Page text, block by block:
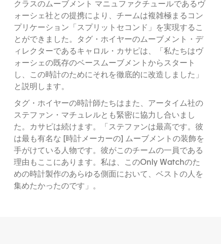
クラスのムーブメント マニュファクチュールであるヴ
ォーシェ社との提携により、チームは複雑極まるコン
プリケーション「スプリットセコンド」を実現するこ
とができました。タグ・ホイヤーのムーブメント・デ
ィレクターであるキャロル・カサピは、「私たちはヴ
ォーシェの既存のベースムーブメントからスタート
し、この時計のためにそれを徹底的に改造しました」
と説明します。
タグ・ホイヤーの時計師たちはまた、アータイム社の
ステファン・マチュレルとも緊密に協力し合いまし
た。カサピは続けます。「ステファンは最高です。彼
は最も有名な [時計メーカーの] ムーブメントの装飾を
手がけている人物です。彼がこのチームの一員である
理由もここにあります。私は、このOnly Watchのた
めの時計製作のあらゆる側面において、ベストの人を
集めたかったのです」。